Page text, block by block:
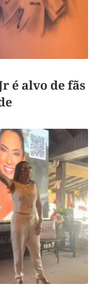
é alvo de fãs